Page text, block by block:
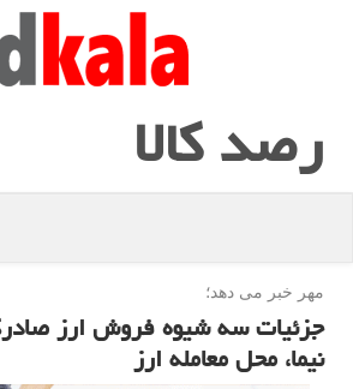
رصد كالا
مهر خبر می دهد؛
جزئیات سه شیوه فروش ارز
نیما، محل معامله ارز